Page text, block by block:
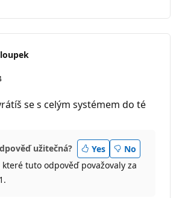
se s celým systémem do té
užitečná? Yes
No
které tuto odpověď považovaly za